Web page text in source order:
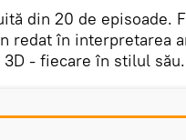
din 20 de episoade.
redat în interpretarea
- fiecare în stilul său.